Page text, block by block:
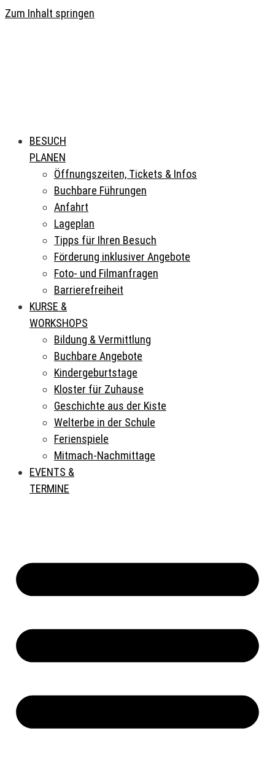
Zum Inhalt springen
BESUCH
PLANEN
Öffnungszeiten, Tickets & Infos
Buchbare Führungen
Anfahrt
Lageplan
Tipps für Ihren Besuch
Förderung inklusiver Angebote
Foto- und Filmanfragen
Barrierefreiheit
KURSE &
WORKSHOPS
Bildung & Vermittlung
Buchbare Angebote
Kindergeburtstage
Kloster für Zuhause
Geschichte aus der Kiste
Welterbe in der Schule
Ferienspiele
Mitmach-Nachmittage
EVENTS &
TERMINE